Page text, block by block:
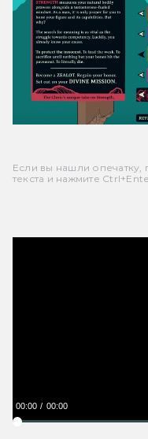
Если вы нашли опечатку,
текста и нажмите
00:00 00:00